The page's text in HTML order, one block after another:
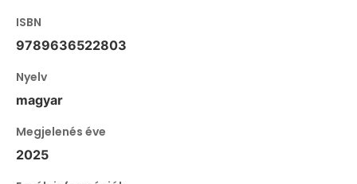
ISBN
9789636522803
Nyelv
magyar
Megjelenés éve
2025